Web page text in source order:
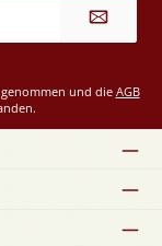
und die AGB